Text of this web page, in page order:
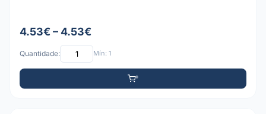
4.53€ – 4.53€
Quantidade: Mín: 1